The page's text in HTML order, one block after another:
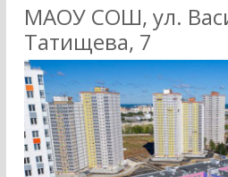
МАОУ СОШ, ул.
Татищева, 7